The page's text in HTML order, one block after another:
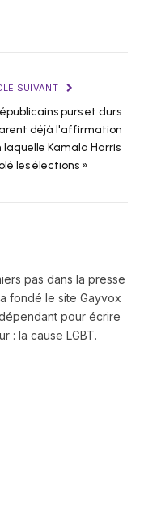
SUIVANT
purs et durs
déjà l'affirmation
laquelle Kamala Harris
les élections »
pas dans la presse
fondé le site Gayvox
pour écrire
: la cause LGBT.